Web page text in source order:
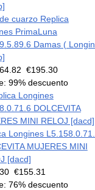
cuarzo Replica
PrimaLuna
Damas (
€195.30
99% descuento
Longines
MUJERES MINI
[dacd]
€155.31
76% descuento